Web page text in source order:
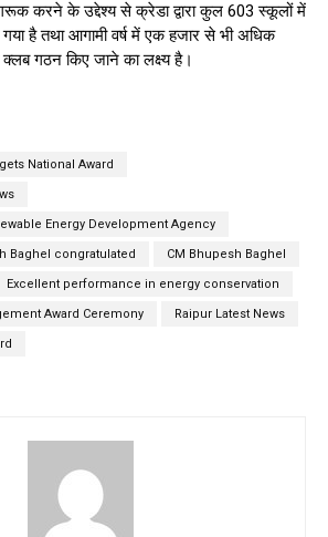
करने के उद्देश्य से क्रेडा द्वारा कुल 603 स्कूलों में
है तथा आगामी वर्ष में एक हजार से भी अधिक
क्लब गठन किए जाने का लक्ष्य है।
National Award
Energy Development Agency
Baghel congratulated CM Bhupesh Baghel
Excellent performance in energy conservation
Award Ceremony Raipur Latest News